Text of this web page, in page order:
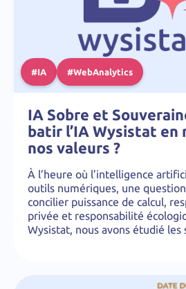
#IA #WebAnalytics
IA Sobre et
batir l’IA Wysistat en
nos valeurs ?
À l’heure où l’intelligence
outils numériques, une
concilier puissance de calcul,
privée et responsabilité
Wysistat, nous avons étudié